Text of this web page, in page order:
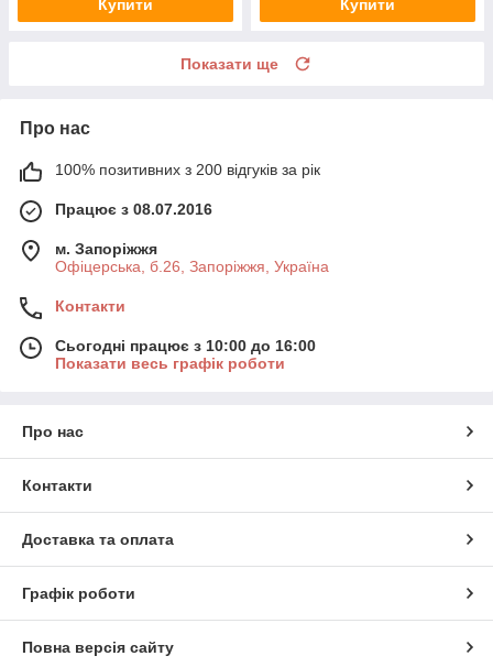
Купити Купити
Показати ще
Про нас
100% позитивних з 200 відгуків за рік
Працює з 08.07.2016
м. Запоріжжя
Офіцерська, б.26, Запоріжжя, Україна
Контакти
Сьогодні працює з 10:00 до 16:00
Показати весь графік роботи
Про нас
Контакти
Доставка та оплата
Графік роботи
Повна версія сайту